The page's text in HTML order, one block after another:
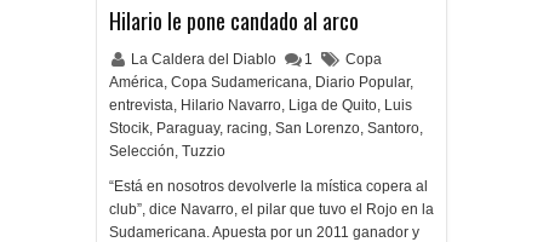
Hilario le pone candado al arco
La Caldera del Diablo 1
Copa
América, Copa Sudamericana, Diario Popular,
entrevista, Hilario Navarro, Liga de Quito, Luis
Stocik, Paraguay, racing, San Lorenzo, Santoro,
Selección, Tuzzio
“Está en nosotros devolverle la mística copera al
club”, dice Navarro, el pilar que tuvo el Rojo en la
Sudamericana. Apuesta por un 2011 ganador y